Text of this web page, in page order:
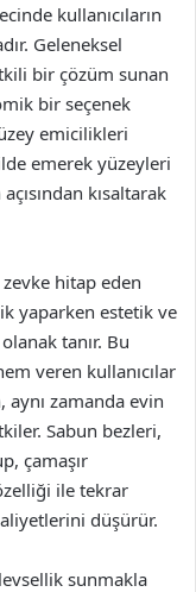
kullanıcıların
Geleneksel
bir çözüm sunan
bir seçenek
emicilikleri
emerek yüzeyleri
kısaltarak
hitap eden
yaparken estetik ve
tanır. Bu
veren kullanıcılar
zamanda evin
Sabun bezleri,
çamaşır
ile tekrar
düşürür.
sunmakla